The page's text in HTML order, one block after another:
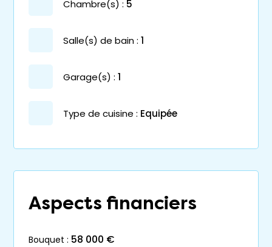
chambre(s) : 5
salle(s) de bain : 1
garage(s) : 1
Type de cuisine : Equipée
Aspects financiers
bouquet : 58 000 €